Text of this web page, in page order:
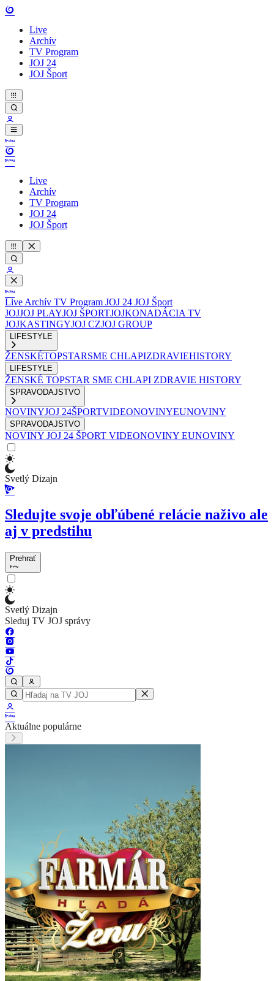
Live
Archív
TV Program
JOJ 24
JOJ Šport
Live
Archív
TV Program
JOJ 24
JOJ Šport
Live Archív TV Program JOJ 24 JOJ Šport
JOJJOJ PLAYJOJ ŠPORTJOJKONADÁCIA TV
JOJKASTINGYJOJ CZJOJ GROUP
LIFESTYLE
ŽENSKÉTOPSTARSME CHLAPIZDRAVIEHISTORY
LIFESTYLE
ŽENSKÉ TOPSTAR SME CHLAPI ZDRAVIE HISTORY
SPRAVODAJSTVO
NOVINYJOJ 24ŠPORTVIDEONOVINYEUNOVINY
SPRAVODAJSTVO
NOVINY JOJ 24 ŠPORT VIDEONOVINY EUNOVINY
Svetlý Dizajn
Sledujte svoje obľúbené relácie naživo ale
aj v predstihu
Prehrať
Svetlý Dizajn
Sleduj TV JOJ správy
Aktuálne populárne